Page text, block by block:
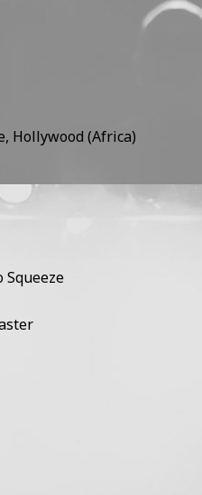
Hollywood (Africa)
Squeeze